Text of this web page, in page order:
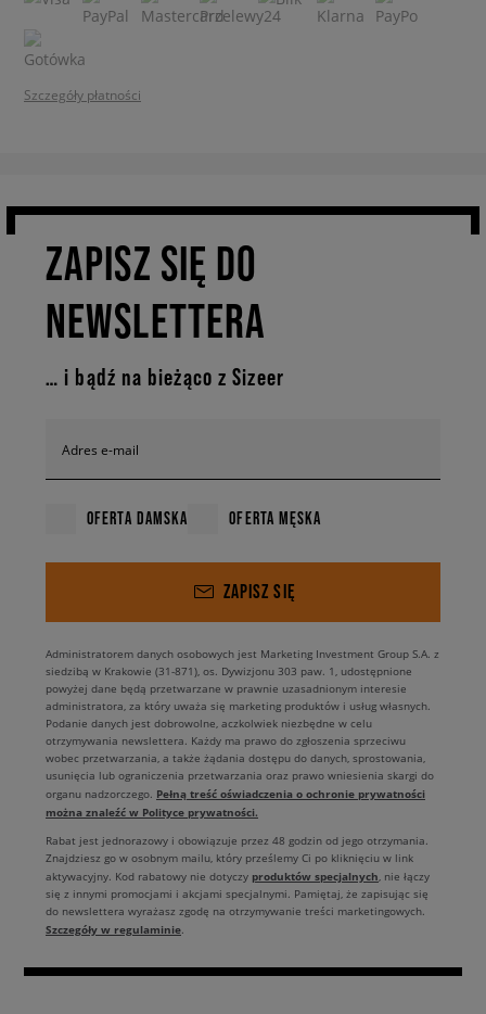
Szczegóły płatności
ZAPISZ SIĘ DO
NEWSLETTERA
… i bądź na bieżąco z Sizeer
Adres e-mail
OFERTA DAMSKA OFERTA MĘSKA
ZAPISZ SIĘ
Administratorem danych osobowych jest Marketing Investment Group S.A. z
siedzibą w Krakowie (31-871), os. Dywizjonu 303 paw. 1, udostępnione
powyżej dane będą przetwarzane w prawnie uzasadnionym interesie
administratora, za który uważa się marketing produktów i usług własnych.
Podanie danych jest dobrowolne, aczkolwiek niezbędne w celu
otrzymywania newslettera. Każdy ma prawo do zgłoszenia sprzeciwu
wobec przetwarzania, a także żądania dostępu do danych, sprostowania,
usunięcia lub ograniczenia przetwarzania oraz prawo wniesienia skargi do
organu nadzorczego. Pełną treść oświadczenia o ochronie prywatności
można znaleźć w Polityce prywatności.
Rabat jest jednorazowy i obowiązuje przez 48 godzin od jego otrzymania.
Znajdziesz go w osobnym mailu, który prześlemy Ci po kliknięciu w link
aktywacyjny. Kod rabatowy nie dotyczy produktów specjalnych , nie łączy
się z innymi promocjami i akcjami specjalnymi. Pamiętaj, że zapisując się
do newslettera wyrażasz zgodę na otrzymywanie treści marketingowych.
Szczegóły w regulaminie